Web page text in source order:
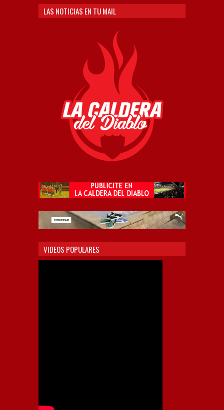
LAS NOTICIAS EN TU MAIL
VIDEOS POPULARES